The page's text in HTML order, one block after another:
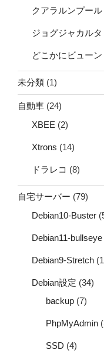
クアラルンプール
ジョグジャカルタ
どこかにビューン
未分類 (1)
自動車 (24)
XBEE (2)
Xtrons (14)
ドラレコ (8)
自宅サーバー (79)
Debian10-Buster
Debian11-bullseye
Debian9-Stretch
Debian設定 (34)
backup (7)
PhpMyAdmin
SSD (4)